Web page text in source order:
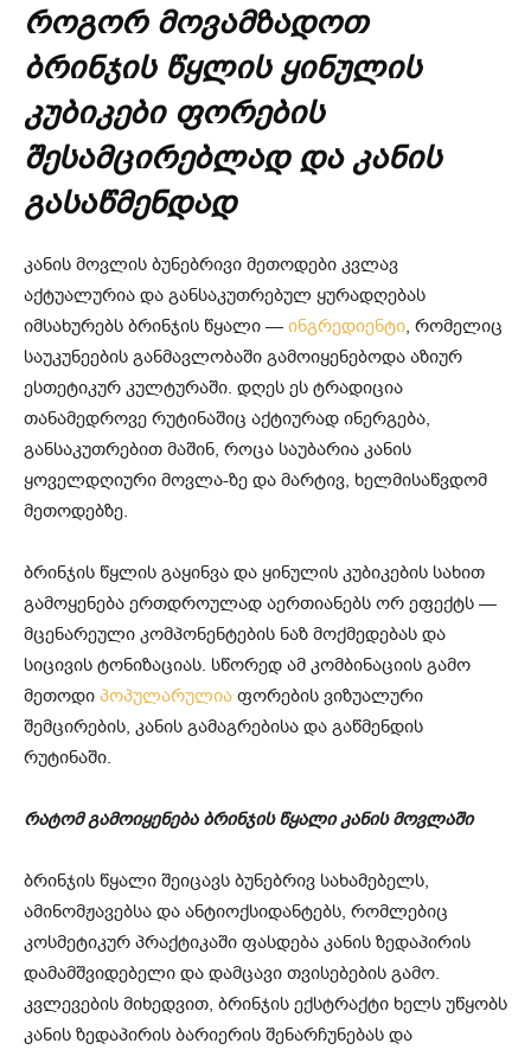
როგორ მოვამზადოთ
ბრინჯის წყლის ყინულის
კუბიკები ფორების
შესამცირებლად და კანის
გასაწმენდად
კანის მოვლის ბუნებრივი მეთოდები კვლავ
აქტუალურია და განსაკუთრებულ ყურადღებას
იმსახურებს ბრინჯის წყალი — ინგრედიენტი, რომელიც
საუკუნეების განმავლობაში გამოიყენებოდა აზიურ
ესთეტიკურ კულტურაში. დღეს ეს ტრადიცია
თანამედროვე რუტინაშიც აქტიურად ინერგება,
განსაკუთრებით მაშინ, როცა საუბარია კანის
ყოველდღიური მოვლა-ზე და მარტივ, ხელმისაწვდომ
მეთოდებზე.
ბრინჯის წყლის გაყინვა და ყინულის კუბიკების სახით
გამოყენება ერთდროულად აერთიანებს ორ ეფექტს —
მცენარეული კომპონენტების ნაზ მოქმედებას და
სიცივის ტონიზაციას. სწორედ ამ კომბინაციის გამო
მეთოდი პოპულარულია ფორების ვიზუალური
შემცირების, კანის გამაგრებისა და გაწმენდის
რუტინაში.
რატომ გამოიყენება ბრინჯის წყალი კანის მოვლაში
ბრინჯის წყალი შეიცავს ბუნებრივ სახამებელს,
ამინომჟავებსა და ანტიოქსიდანტებს, რომლებიც
კოსმეტიკურ პრაქტიკაში ფასდება კანის ზედაპირის
დამამშვიდებელი და დამცავი თვისებების გამო.
კვლევების მიხედვით, ბრინჯის ექსტრაქტი ხელს უწყობს
კანის ზედაპირის ბარიერის შენარჩუნებას და